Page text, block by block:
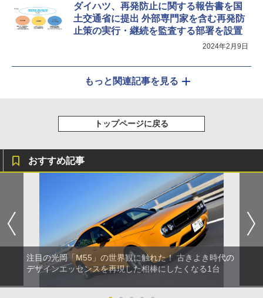
ダイハツ、再発防止に関する報告書を国
土交通省に提出 外部専門家を含む再発防
止策の実行・継続を監査する部署を設置
2024年2月9日
もっと関連記事を見る
トップページに戻る
おすすめ記事
注目の光岡「M55」の世界観に触れた！ 古きよき時代の
デザインエッセンスを再現した相棒にしたくなる1台